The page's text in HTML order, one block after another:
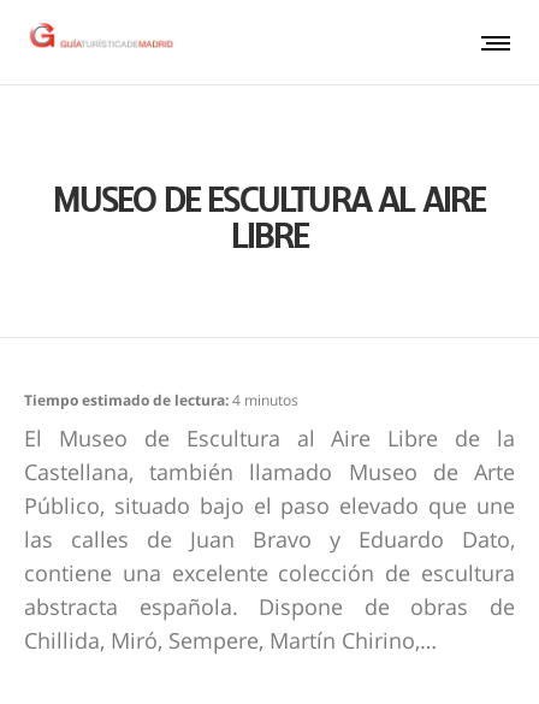
MUSEO DE ESCULTURA AL AIRE
LIBRE
Tiempo estimado de lectura:4 minutos
El Museo de Escultura al Aire Libre de la
Castellana, también llamado Museo de Arte
Público, situado bajo el paso elevado que une
las calles de Juan Bravo y Eduardo Dato,
contiene una excelente colección de escultura
abstracta española. Dispone de obras de
Chillida, Miró, Sempere, Martín Chirino,…